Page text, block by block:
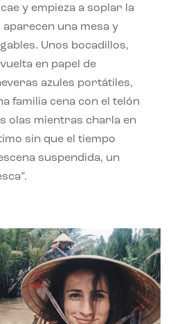
y empieza a soplar la
una mesa y
Unos bocadillos,
en papel de
azules portátiles,
familia cena con el telón
olas mientras charla en
sin que el tiempo
suspendida, un